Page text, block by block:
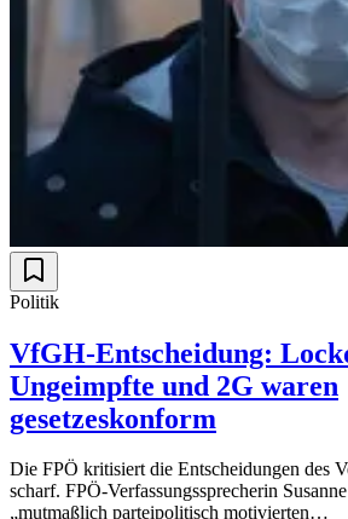
Politik
VfGH-Entscheidung:
Ungeimpfte und 2G waren
gesetzeskonform
Die FPÖ kritisiert die Entscheidungen des
scharf. FPÖ-Verfassungssprecherin
„mutmaßlich parteipolitisch motivierten